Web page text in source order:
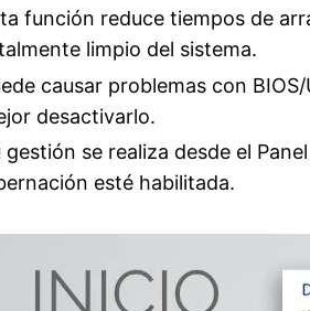
función reduce tiempos de
limpio del sistema.
causar problemas con
desactivarlo.
gestión se realiza desde el
esté habilitada.